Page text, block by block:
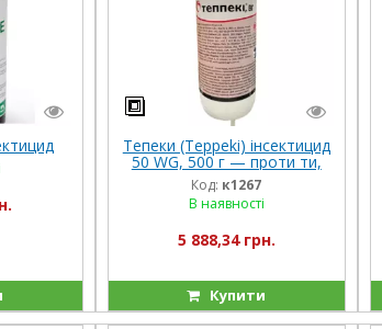
Тепеки (Teppeki) інсектицид
50 WG, 500 г — проти ти,
білка, трипса (Самміт-Агро)
Код: к1267
В наявності
5 888,34 грн.
Купити